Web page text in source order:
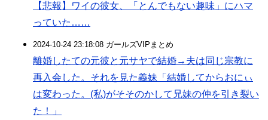
【悲報】ワイの彼女、「とんでもない趣味」にハマ
っていた……
2024-10-24 23:18:08 ガールズVIPまとめ
離婚したての元彼と元サヤで結婚→夫は同じ宗教に
再入会した。それを見た義妹「結婚してからおにぃ
は変わった。(私)がそそのかして兄妹の仲を引き裂い
た！」